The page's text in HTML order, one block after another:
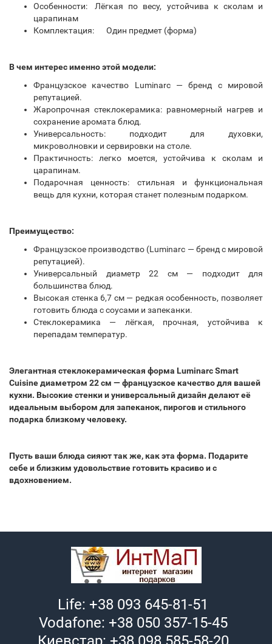
Особенности:
Лёгкая по весу, устойчива к сколам и
царапинам
Комплектация:
Один предмет (форма)
В чем интерес именно этой модели:
Французское качество Luminarc — бренд с мировой
репутацией.
Жаропрочная стеклокерамика: равномерный нагрев и
сохранение аромата блюд.
Универсальность: подходит для духовки,
микроволновки и сервировки на столе.
Практичность: легко моется, устойчива к сколам и
царапинам.
Подарочная ценность: стильная и функциональная
вещь для кухни, которая станет полезным подарком.
Преимущество:
Французское производство (Luminarc — бренд с мировой
репутацией).
Универсальный диаметр 22 см — подходит для
большинства блюд.
Высокая стенка 6,7 см — редкая особенность, позволяет
готовить блюда с соусами и запеканки.
Стеклокерамика — лёгкая, прочная, устойчива к
перепадам температур.
Элегантная стеклокерамическая форма Luminarc Smart
Cuisine диаметром 22 см — французское качество для вашей
кухни. Высокие стенки и универсальный дизайн делают её
идеальным выбором для запеканок, пирогов и стильного
подарка близкому человеку.
Пусть ваши блюда сияют так же, как эта форма. Подарите
себе и близким удовольствие готовить красиво и с
вдохновением.
Life: +38 093 645-81-51
Vodafone: +38 050 357-15-45